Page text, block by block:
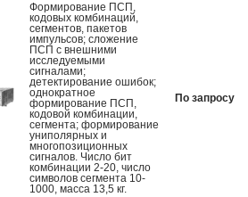
Формирование ПСП,
кодовых комбинаций,
сегментов, пакетов
импульсов; сложение
ПСП с внешними
исследуемыми
сигналами;
детектирование ошибок;
однократное
формирование ПСП,
кодовой комбинации,
сегмента; формирование
униполярных и
многопозиционных
сигналов. Число бит
комбинации 2-20, число
символов сегмента 10-
1000, масса 13,5 кг.
По запросу